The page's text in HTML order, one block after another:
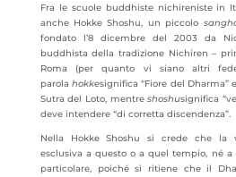
Fra le scuole buddhiste nichireniste in
anche Hokke Shoshu, un piccolo
fondato l’8 dicembre del 2003 da
buddhista della tradizione Nichiren –
Roma (per quanto vi siano altri
parolahokkesignifica “Fiore del Dharma”
Sutra del Loto, mentreshoshusignifica
deve intendere “di corretta discendenza”.
Nella Hokke Shoshu si crede che la
esclusiva a questo o a quel tempio, né
particolare, poiché si ritiene che il